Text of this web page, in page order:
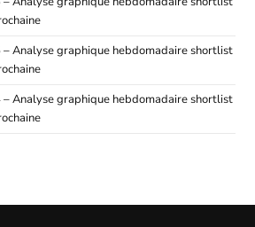
– Analyse graphique hebdomadaire shortlist
– Analyse graphique hebdomadaire shortlist